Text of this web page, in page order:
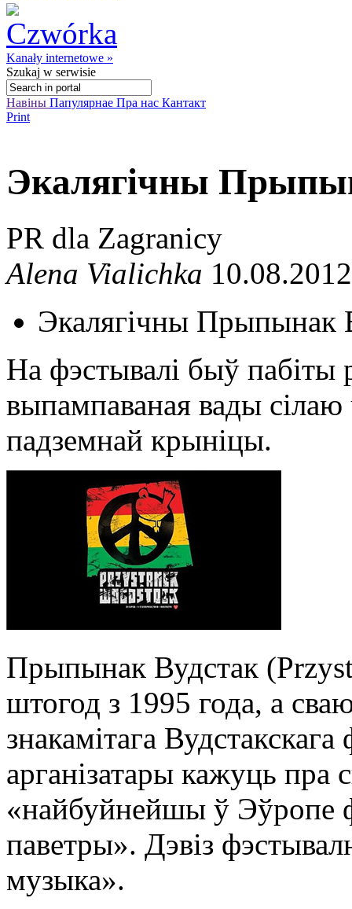
Kanały internetowe »
Szukaj w serwisie
Навіны Папулярнае Пра нас Кантакт
Print
Экалягічны
PR dla Zagranicy
Alena Vialichka
Экалягічны Прыпынак
На фэстывалі быў пабіты
выпампаваная вады
падземнай крыніцы.
Прыпынак Вудстак
штогод з 1995 года, а
знакамітага
арганізатары кажуць пра
«найбуйнейшы ў Эўропе
паветры». Дэвіз
музыка».